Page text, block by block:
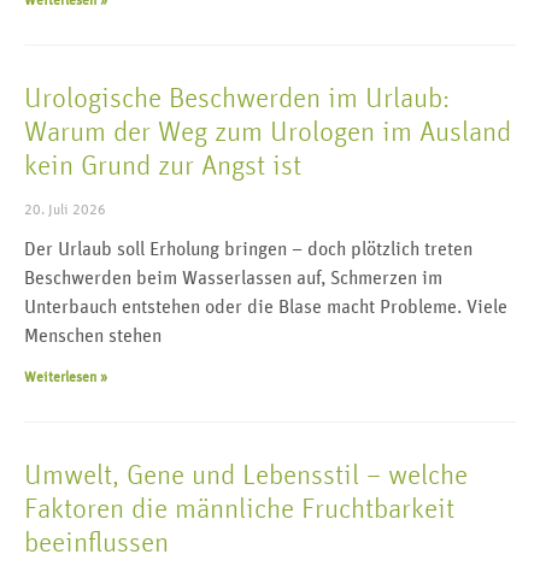
Urologische Beschwerden im Urlaub:
Warum der Weg zum Urologen im Ausland
kein Grund zur Angst ist
20. Juli 2026
Der Urlaub soll Erholung bringen – doch plötzlich treten
Beschwerden beim Wasserlassen auf, Schmerzen im
Unterbauch entstehen oder die Blase macht Probleme. Viele
Menschen stehen
Weiterlesen »
Umwelt, Gene und Lebensstil – welche
Faktoren die männliche Fruchtbarkeit
beeinflussen